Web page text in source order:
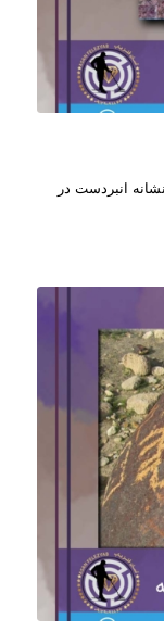
انبردست در